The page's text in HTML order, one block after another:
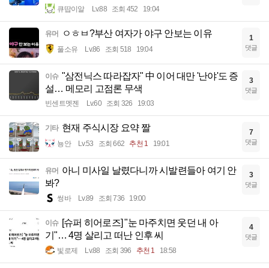
큐땁이알 Lv.88 조회 452 19:04
유머 ㅇㅎㅂ?부산 여자가 야구 안보는 이유
풀소유 Lv.86 조회 518 19:04
1
댓글
이슈 "삼전닉스 따라잡자" 中 이어 대만 '난야'도 증
설… 메모리 고점론 무색
빈센트멧젠 Lv.60 조회 326 19:03
3
댓글
기타 현재 주식시장 요약 짤
뇽안 Lv.53 조회 662 추천 1 19:01
7
댓글
유머 아니 미사일 날렸다니까 시발련들아 여기 안
봐?
썽바 Lv.89 조회 736 19:00
3
댓글
이슈 [슈퍼 히어로즈] "눈 마주치면 웃던 내 아
기"… 4명 살리고 떠난 인후 씨
빛로제 Lv.88 조회 396 추천 1 18:58
4
댓글